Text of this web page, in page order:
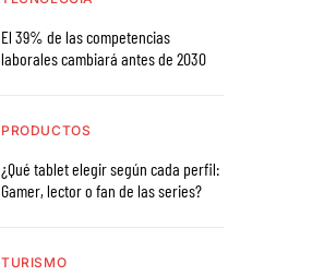
El 39% de las competencias
laborales cambiará antes de 2030
PRODUCTOS
¿Qué tablet elegir según cada perfil:
Gamer, lector o fan de las series?
TURISMO